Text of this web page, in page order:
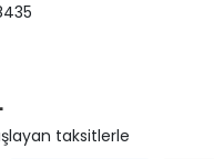
taksitlerle